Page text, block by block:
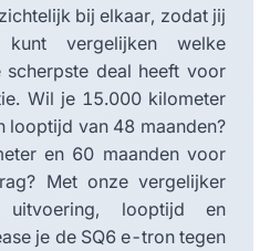
bij elkaar, zodat jij
vergelijken welke
scherpste deal heeft voor
Wil je 15.000 kilometer
looptijd van 48 maanden?
en 60 maanden voor
Met onze vergelijker
looptijd en
je de SQ6 e-tron tegen